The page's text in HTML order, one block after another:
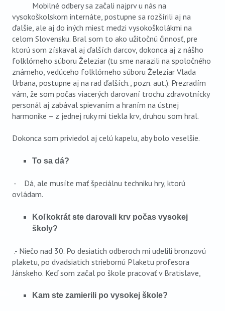
Mobilné odbery sa začali najprv u nás na
vysokoškolskom internáte, postupne sa rozšírili aj na
ďalšie, ale aj do iných miest medzi vysokoškolákmi na
celom Slovensku. Bral som to ako užitočnú činnosť, pre
ktorú som získaval aj ďalších darcov, dokonca aj z nášho
folklórneho súboru Železiar (tu sme narazili na spoločného
známeho, vedúceho folklórneho súboru Železiar Vlada
Urbana, postupne aj na rad ďalších., pozn. aut.). Prezradím
vám, že som počas viacerých darovaní trochu zdravotnícky
personál aj zabával spievaním a hraním na ústnej
harmonike – z jednej ruky mi tiekla krv, druhou som hral.
Dokonca som priviedol aj celú kapelu, aby bolo veselšie.
To sa dá?
- Dá, ale musíte mať špeciálnu techniku hry, ktorú
ovládam.
Koľkokrát ste darovali krv počas vysokej
školy?
.- Niečo nad 30. Po desiatich odberoch mi udelili bronzovú
plaketu, po dvadsiatich striebornú Plaketu profesora
Jánskeho. Keď som začal po škole pracovať v Bratislave,
Kam ste zamierili po vysokej škole?